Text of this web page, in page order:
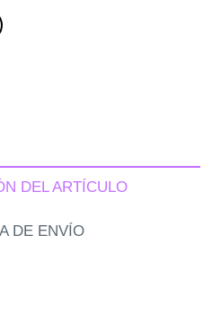
DEL ARTÍCULO
DE ENVÍO